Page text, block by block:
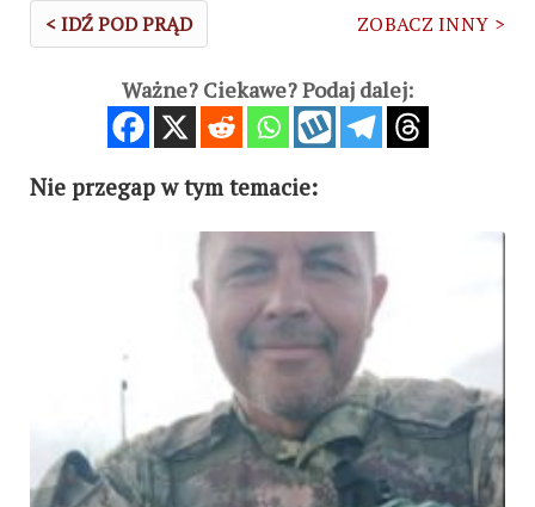
< IDŹ POD PRĄD ZOBACZ INNY >
Ważne? Ciekawe? Podaj dalej:
Nie przegap w tym temacie: